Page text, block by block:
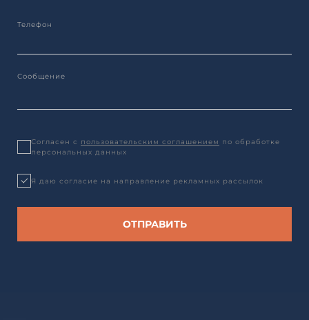
Согласен с пользовательским соглашением по обработке
персональных данных
Я даю согласие на направление рекламных рассылок